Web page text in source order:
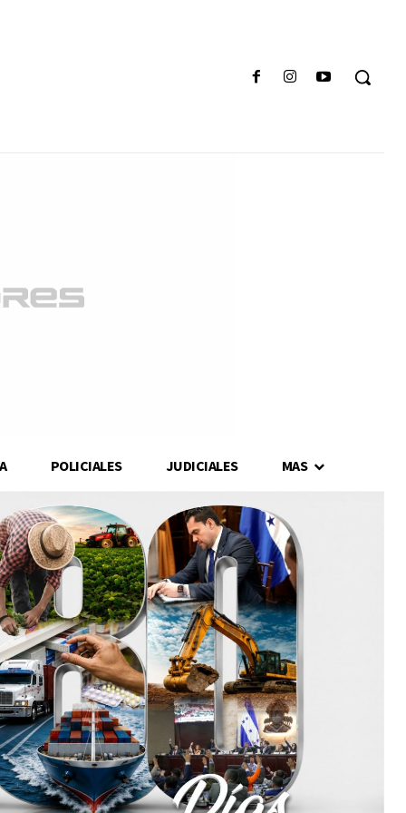
POLICIALES JUDICIALES MAS